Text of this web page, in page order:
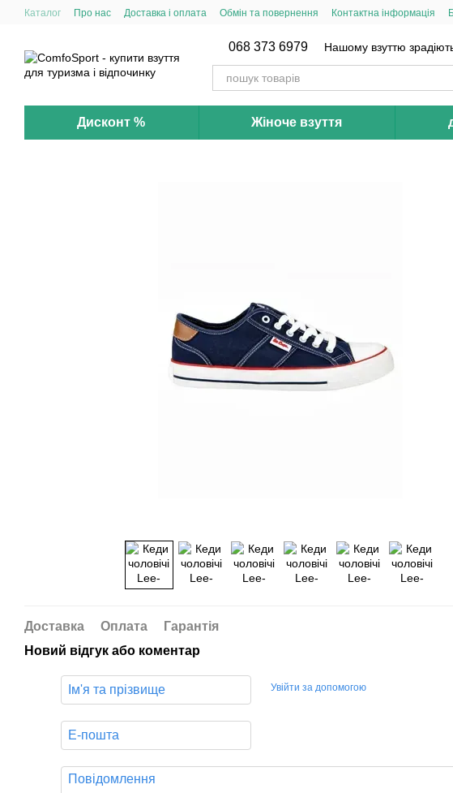
Перейти до основного контенту
Каталог Про нас Доставка і оплата Обмін та повернення Контактна інформація
068 373 6979 Нашому взуттю
Дисконт % Жіноче взуття
Доставка Оплата
Гарантія
Новий відгук або коментар
Увійти за допомогою